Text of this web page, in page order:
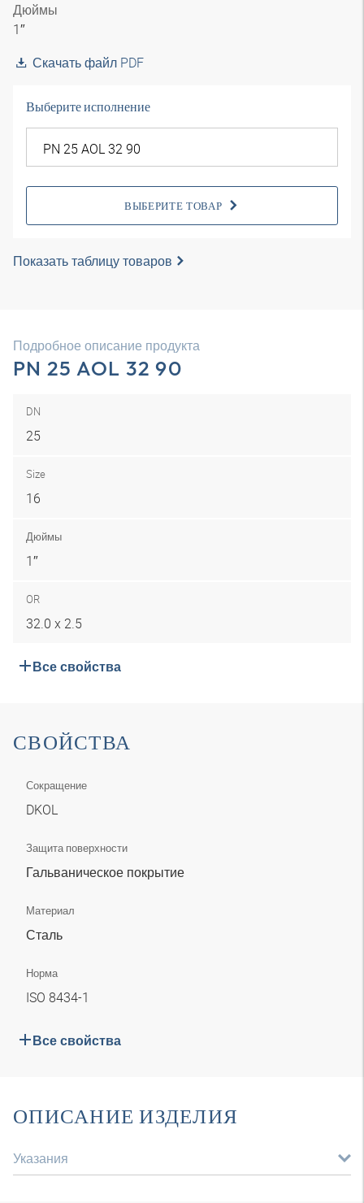
Дюймы
1″
Скачать файл PDF
Выберите исполнение
ВЫБЕРИТЕ ТОВАР
Показать таблицу товаров
Подробное описание продукта
PN 25 AOL 32 90
DN
25
Size
16
Дюймы
1″
OR
32.0 x 2.5
Все свойства
СВОЙСТВА
Сокращение
DKOL
Защита поверхности
Гальваническое покрытие
Материал
Сталь
Норма
ISO 8434-1
Все свойства
ОПИСАНИЕ ИЗДЕЛИЯ
Указания